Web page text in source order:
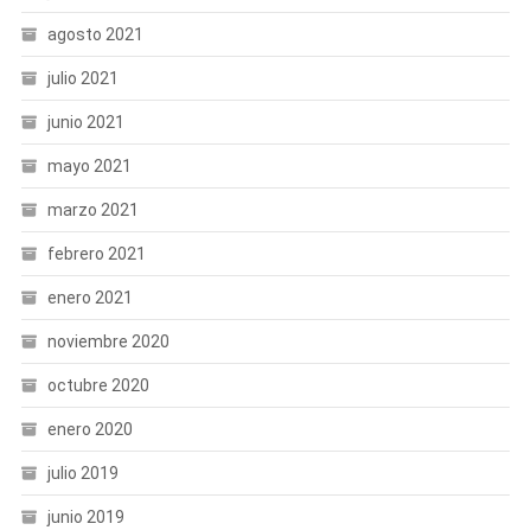
agosto 2021
julio 2021
junio 2021
mayo 2021
marzo 2021
febrero 2021
enero 2021
noviembre 2020
octubre 2020
enero 2020
julio 2019
junio 2019